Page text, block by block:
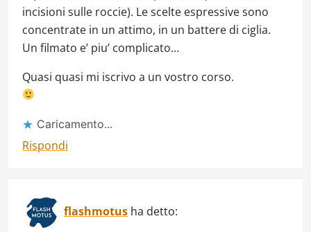
incisioni sulle roccie). Le scelte espressive sono
concentrate in un attimo, in un battere di ciglia.
Un filmato e’ piu’ complicato…
Quasi quasi mi iscrivo a un vostro corso.
Caricamento...
Rispondi
flashmotus ha detto: